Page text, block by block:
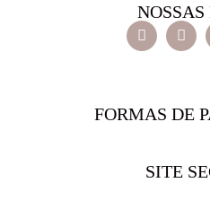
NOSSAS
FORMAS DE
SITE